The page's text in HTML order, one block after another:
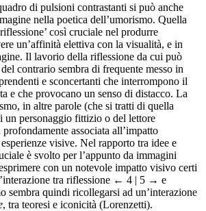
di pulsioni contrastanti si può anche
nella poetica dell’umorismo. Quella
così cruciale nel produrre
un’affinità elettiva con la visualità, e in
Il lavorio della riflessione da cui può
contrario sembra di frequente messo in
e sconcertanti che interrompono il
e che provocano un senso di distacco. La
in altre parole (che si tratti di quella
un personaggio fittizio o del lettore
associata all’impatto
visive. Nel rapporto tra idee e
è svolto per l’appunto da immagini
con un notevole impatto visivo certi
tra riflessione ← 4 | 5 → e
sembra quindi ricollegarsi ad un’interazione
, tra teoresi e iconicità (Lorenzetti).